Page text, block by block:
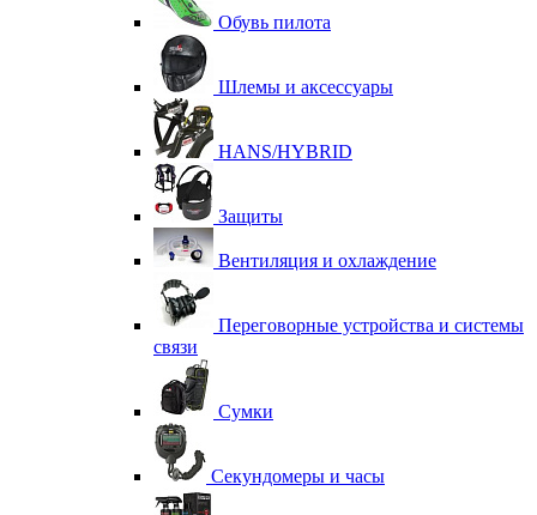
Обувь пилота
Шлемы и аксессуары
HANS/HYBRID
Защиты
Вентиляция и охлаждение
Переговорные устройства и системы
связи
Сумки
Секундомеры и часы